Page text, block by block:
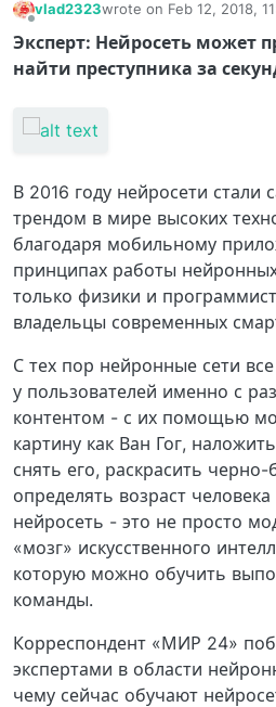
vlad2323wrote on Feb 12, 2018,
last edited by vlad2323
Эксперт: Нейросеть может
найти преступника за
В 2016 году нейросети
трендом в мире высоких
благодаря мобильному
принципах работы
только физики и
владельцы современных
С тех пор нейронные сети
у пользователей именно с
контентом - с их помощью
картину как Ван Гог,
снять его, раскрасить
определять возраст
нейросеть - это не просто
«мозг» искусственного
которую можно обучить
команды.
Корреспондент «МИР 24»
экспертами в области
чему сейчас обучают